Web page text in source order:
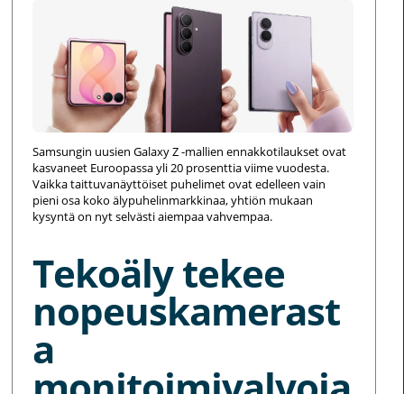
Samsungin uusien Galaxy Z -mallien ennakkotilaukset ovat
kasvaneet Euroopassa yli 20 prosenttia viime vuodesta.
Vaikka taittuvanäyttöiset puhelimet ovat edelleen vain
pieni osa koko älypuhelinmarkkinaa, yhtiön mukaan
kysyntä on nyt selvästi aiempaa vahvempaa.
Tekoäly tekee
nopeuskamerast
a